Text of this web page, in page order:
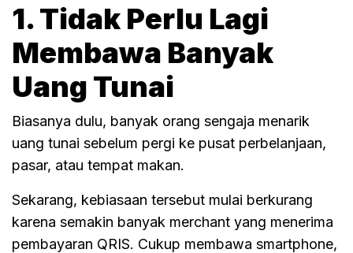
1. Tidak Perlu Lagi
Membawa Banyak
Uang Tunai
Biasanya dulu, banyak orang sengaja menarik
uang tunai sebelum pergi ke pusat perbelanjaan,
pasar, atau tempat makan.
Sekarang, kebiasaan tersebut mulai berkurang
karena semakin banyak merchant yang menerima
pembayaran QRIS. Cukup membawa smartphone,